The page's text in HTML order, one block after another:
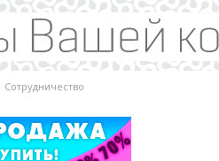
Сотрудничество